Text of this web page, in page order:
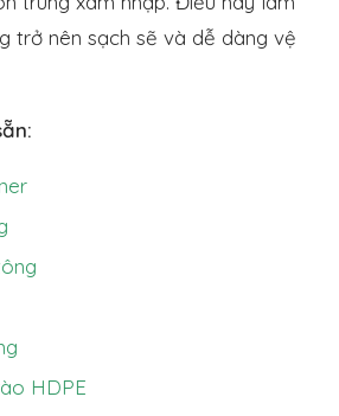
trở nên sạch sẽ và dễ dàng vệ
HDPE